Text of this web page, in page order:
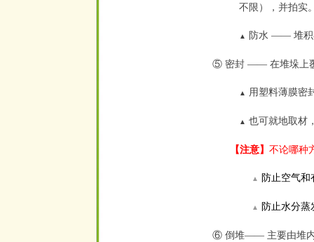
不限），并拍实
▲ 防水 —— 堆
⑤ 密封 —— 在堆垛上
▲ 用塑料薄膜密
▲ 也可就地取材
【注意】 不论哪种
▲ 防止空气
▲ 防止水分
⑥ 倒堆—— 主要由堆